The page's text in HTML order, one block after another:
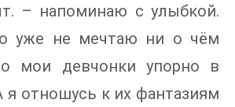
– напоминаю с улыбкой.
уже не мечтаю ни о чём
мои девчонки упорно в
я отношусь к их фантазиям